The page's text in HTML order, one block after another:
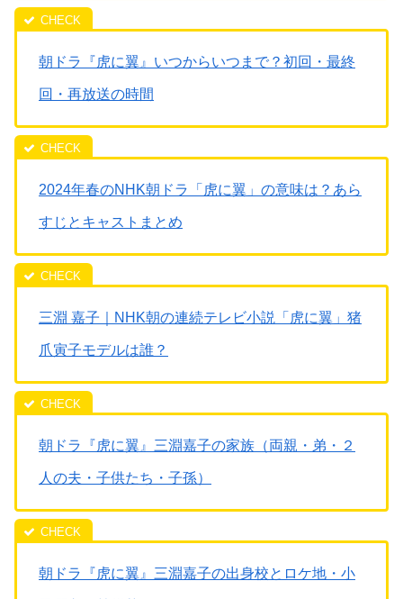
朝ドラ『虎に翼』いつからいつまで？初回・最終
回・再放送の時間
2024年春のNHK朝ドラ「虎に翼」の意味は？あら
すじとキャストまとめ
三淵 嘉子｜NHK朝の連続テレビ小説「虎に翼」猪
爪寅子モデルは誰？
朝ドラ『虎に翼』三淵嘉子の家族（両親・弟・２
人の夫・子供たち・子孫）
朝ドラ『虎に翼』三淵嘉子の出身校とロケ地・小